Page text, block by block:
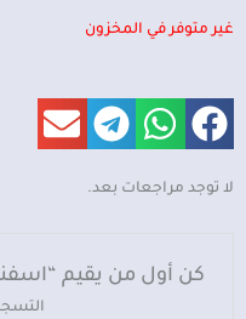
غير متوفر في المخزون
لا توجد مراجعات بعد.
كن أول من يقيم